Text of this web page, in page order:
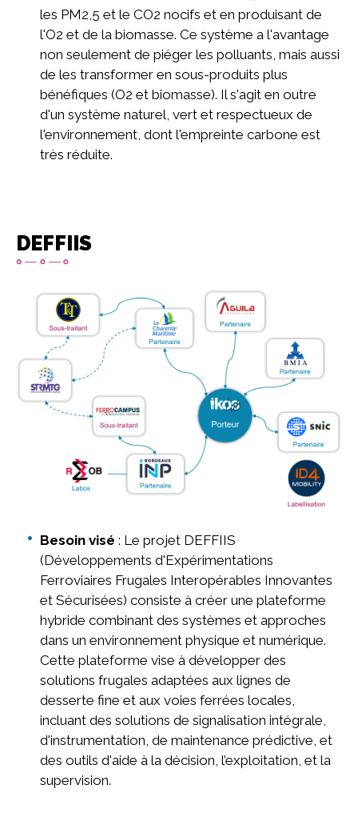
les PM2,5 et le CO2 nocifs et en produisant de
l'O2 et de la biomasse. Ce système a l'avantage
non seulement de piéger les polluants, mais aussi
de les transformer en sous-produits plus
bénéfiques (O2 et biomasse). Il s'agit en outre
d'un système naturel, vert et respectueux de
l'environnement, dont l'empreinte carbone est
très réduite.
DEFFIIS
Image
Besoin visé : Le projet DEFFIIS
(Développements d'Expérimentations
Ferroviaires Frugales Interopérables Innovantes
et Sécurisées) consiste à créer une plateforme
hybride combinant des systèmes et approches
dans un environnement physique et numérique.
Cette plateforme vise à développer des
solutions frugales adaptées aux lignes de
desserte fine et aux voies ferrées locales,
incluant des solutions de signalisation intégrale,
d'instrumentation, de maintenance prédictive, et
des outils d'aide à la décision, l’exploitation, et la
supervision.